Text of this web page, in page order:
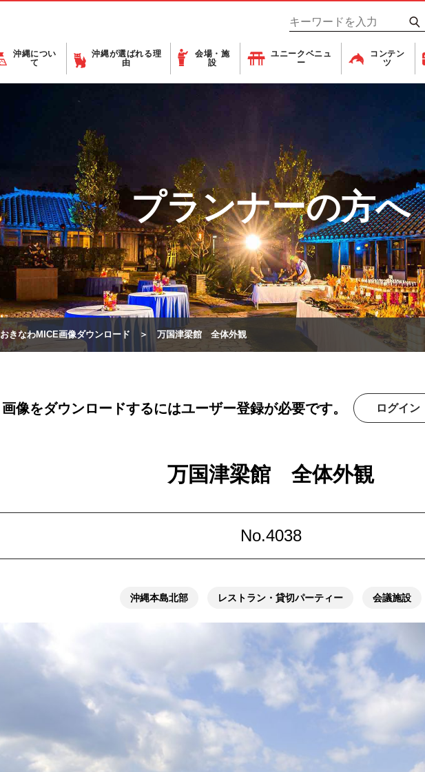
沖縄につい
て
沖縄が選ばれる理
由
会場・施
設
ユニークベニュ
ー
コンテン
ツ
プランナーの方へ
おきなわMICE画像ダウンロード 万国津梁館 全体外観
画像をダウンロードするにはユーザー登録が必要です。 ログイン
万国津梁館 全体外観
No.4038
沖縄本島北部 レストラン・貸切パーティー 会議施設